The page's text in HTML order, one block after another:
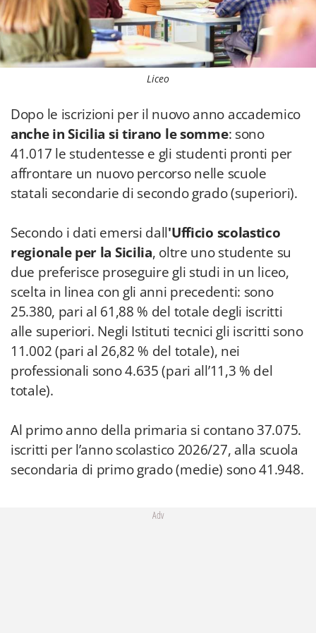
Liceo
Dopo le iscrizioni per il nuovo anno accademico
anche in Sicilia si tirano le somme: sono
41.017 le studentesse e gli studenti pronti per
affrontare un nuovo percorso nelle scuole
statali secondarie di secondo grado (superiori).
Secondo i dati emersi dall'Ufficio scolastico
regionale per la Sicilia, oltre uno studente su
due preferisce proseguire gli studi in un liceo,
scelta in linea con gli anni precedenti: sono
25.380, pari al 61,88 % del totale degli iscritti
alle superiori. Negli Istituti tecnici gli iscritti sono
11.002 (pari al 26,82 % del totale), nei
professionali sono 4.635 (pari all’11,3 % del
totale).
Al primo anno della primaria si contano 37.075.
iscritti per l’anno scolastico 2026/27, alla scuola
secondaria di primo grado (medie) sono 41.948.
Adv